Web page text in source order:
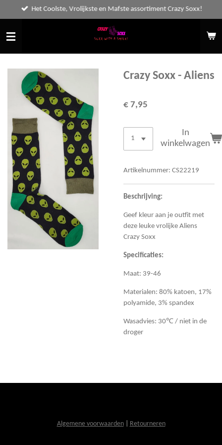
direct
naar
de
hoofdinhoud
Het Coolste, Vrolijkste en Mafste assortiment Crazy Soxx!
Crazy Soxx - Aliens
€ 7,95
In
winkelwagen
Artikelnummer: CS22219
Beschrijving:
Geef kleur aan je outfit met
deze leuke vrolijke Aliens
Crazy Soxx
Specificaties:
Maat: 39-46
Materialen: 80% katoen, 17%
polyamide, 3% spandex
Wasadvies: 30℃ / niet in de
droger
Algemene voorwaarden| Retourneren